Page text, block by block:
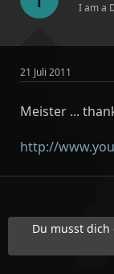
I am a
21 Juli 2011
Meister ...
http://
Du musst